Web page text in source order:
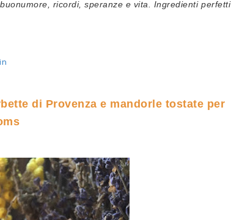
ricordi, speranze e vita. Ingredienti perfetti
di Provenza e mandorle tostate per